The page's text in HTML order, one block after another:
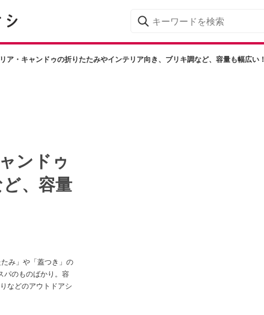
ア・キャンドゥの折りたたみやインテリア向き、ブリキ調など、容量も幅広い！
ンドゥ
、容量
み」や「蓋つき」の
パのものばかり。容
などのアウトドアシ